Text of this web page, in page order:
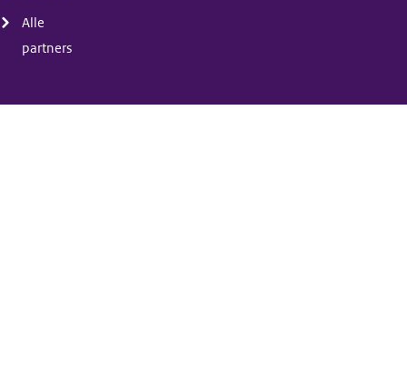
Alle
partners